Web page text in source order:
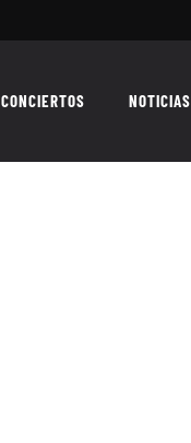
CONCIERTOS NOTICIAS